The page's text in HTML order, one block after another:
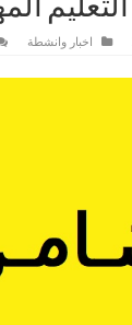
اخبار وانشطة